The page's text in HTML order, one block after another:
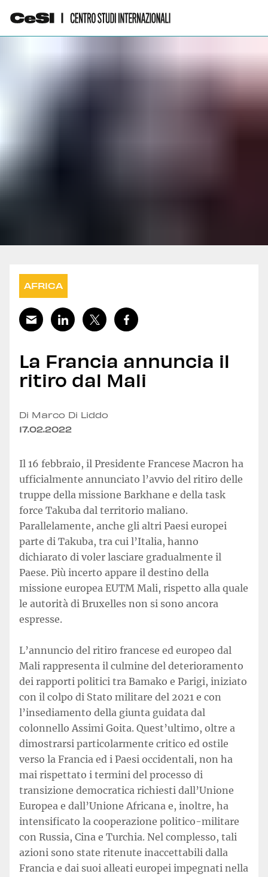
AFRICA
La Francia annuncia il
ritiro dal Mali
Di Marco Di Liddo
17.02.2022
Il 16 febbraio, il Presidente Francese Macron ha
ufficialmente annunciato l’avvio del ritiro delle
truppe della missione Barkhane e della task
force Takuba dal territorio maliano.
Parallelamente, anche gli altri Paesi europei
parte di Takuba, tra cui l’Italia, hanno
dichiarato di voler lasciare gradualmente il
Paese. Più incerto appare il destino della
missione europea EUTM Mali, rispetto alla quale
le autorità di Bruxelles non si sono ancora
espresse.
L’annuncio del ritiro francese ed europeo dal
Mali rappresenta il culmine del deterioramento
dei rapporti politici tra Bamako e Parigi, iniziato
con il colpo di Stato militare del 2021 e con
l’insediamento della giunta guidata dal
colonnello Assimi Goita. Quest’ultimo, oltre a
dimostrarsi particolarmente critico ed ostile
verso la Francia ed i Paesi occidentali, non ha
mai rispettato i termini del processo di
transizione democratica richiesti dall’Unione
Europea e dall’Unione Africana e, inoltre, ha
intensificato la cooperazione politico-militare
con Russia, Cina e Turchia. Nel complesso, tali
azioni sono state ritenute inaccettabili dalla
Francia e dai suoi alleati europei impegnati nella